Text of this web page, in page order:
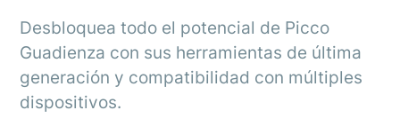
Desbloquea todo el potencial de Picco
Guadienza con sus herramientas de última
generación y compatibilidad con múltiples
dispositivos.